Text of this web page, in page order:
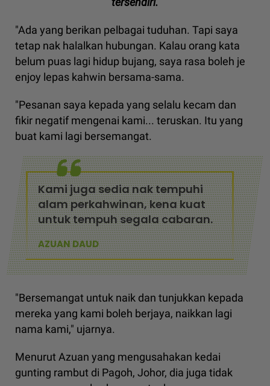
"Ada yang berikan pelbagai tuduhan. Tapi saya
tetap nak halalkan hubungan. Kalau orang kata
belum puas lagi hidup bujang, saya rasa boleh je
enjoy lepas kahwin bersama-sama.
"Pesanan saya kepada yang selalu kecam dan
fikir negatif mengenai kami... teruskan. Itu yang
buat kami lagi bersemangat.
Kami juga sedia nak tempuhi
alam perkahwinan, kena kuat
untuk tempuh segala cabaran.
AZUAN DAUD
"Bersemangat untuk naik dan tunjukkan kepada
mereka yang kami boleh berjaya, naikkan lagi
nama kami," ujarnya.
Menurut Azuan yang mengusahakan kedai
gunting rambut di Pagoh, Johor, dia juga tidak